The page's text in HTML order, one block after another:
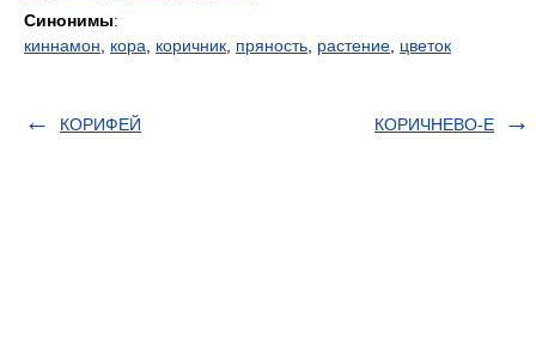
Синонимы:
киннамон
кора коричник пряность растение цветок
КОРИФЕЙ КОРИЧНЕВО-Е